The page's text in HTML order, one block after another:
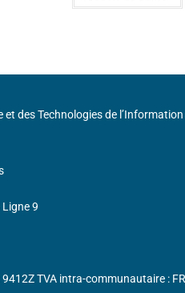
et des Technologies de
Ligne 9
9412Z TVA intra-communautaire :